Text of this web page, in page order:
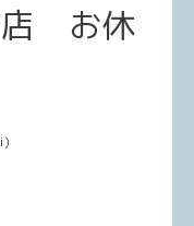
店 お休